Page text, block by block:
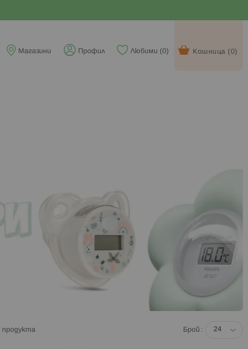
Кошница (0)
Любими (0)
Профил
Магазини
Брой
продукта